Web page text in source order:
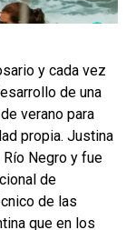
y cada vez
de una
verano para
propia. Justina
Negro y fue
de
de las
que en los